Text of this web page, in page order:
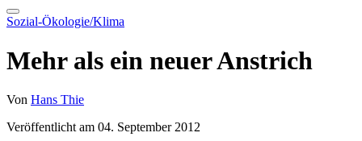
Sozial-Ökologie/Klima
Mehr als ein neuer Anstrich
Von Hans Thie
Veröffentlicht am 04. September 2012